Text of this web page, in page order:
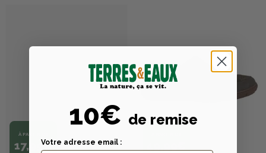
À PARTIR DE
17,99€
10€ de remise
Votre adresse email :